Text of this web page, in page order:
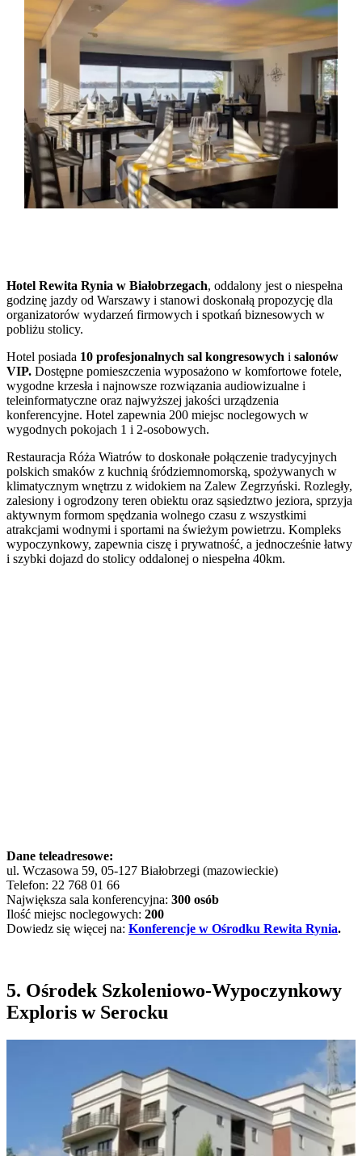
Hotel Rewita Rynia w Białobrzegach, oddalony jest o niespełna
godzinę jazdy od Warszawy i stanowi doskonałą propozycję dla
organizatorów wydarzeń firmowych i spotkań biznesowych w
pobliżu stolicy.
Hotel posiada 10 profesjonalnych sal kongresowych i salonów
VIP. Dostępne pomieszczenia wyposażono w komfortowe fotele,
wygodne krzesła i najnowsze rozwiązania audiowizualne i
teleinformatyczne oraz najwyższej jakości urządzenia
konferencyjne. Hotel zapewnia 200 miejsc noclegowych w
wygodnych pokojach 1 i 2-osobowych.
Restauracja Róża Wiatrów to doskonałe połączenie tradycyjnych
polskich smaków z kuchnią śródziemnomorską, spożywanych w
klimatycznym wnętrzu z widokiem na Zalew Zegrzyński. Rozległy,
zalesiony i ogrodzony teren obiektu oraz sąsiedztwo jeziora, sprzyja
aktywnym formom spędzania wolnego czasu z wszystkimi
atrakcjami wodnymi i sportami na świeżym powietrzu. Kompleks
wypoczynkowy, zapewnia ciszę i prywatność, a jednocześnie łatwy
i szybki dojazd do stolicy oddalonej o niespełna 40km.
Dane teleadresowe:
ul. Wczasowa 59, 05-127 Białobrzegi (mazowieckie)
Telefon: 22 768 01 66
Największa sala konferencyjna: 300 osób
Ilość miejsc noclegowych: 200
Dowiedz się więcej na: Konferencje w Ośrodku Rewita Rynia.
5. Ośrodek Szkoleniowo-Wypoczynkowy
Exploris w Serocku